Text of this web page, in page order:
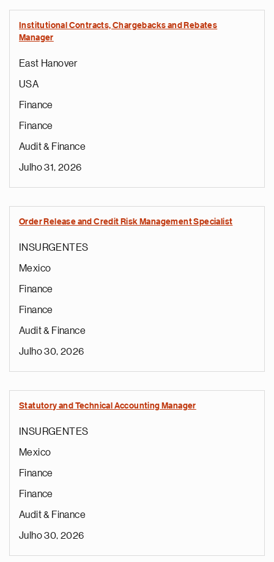
Institutional Contracts, Chargebacks and Rebates
Manager
East Hanover
USA
Finance
Finance
Audit & Finance
Julho 31, 2026
Order Release and Credit Risk Management Specialist
INSURGENTES
Mexico
Finance
Finance
Audit & Finance
Julho 30, 2026
Statutory and Technical Accounting Manager
INSURGENTES
Mexico
Finance
Finance
Audit & Finance
Julho 30, 2026